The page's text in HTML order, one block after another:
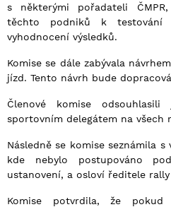
s některými pořadateli
těchto podniků k
vyhodnocení výsledků.
Komise se dále zabývala
jízd. Tento návrh bude
Členové komise
sportovním delegátem na všech
Následně se komise seznámila s
kde nebylo postupováno
ustanovení, a osloví ředitele
Komise potvrdila, že